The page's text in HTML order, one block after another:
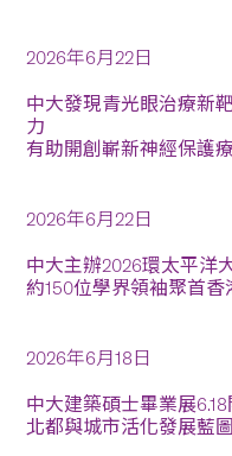
2026年6月22日
中大發現青光眼治療新
力
有助開創嶄新神經保護
2026年6月22日
中大主辦2026環太平洋
約150位學界領袖聚首
2026年6月18日
中大建築碩士畢業展
北都與城市活化發展藍圖